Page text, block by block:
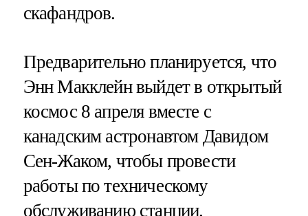
скафандров.
Предварительно планируется, что
Энн Макклейн выйдет в открытый
космос 8 апреля вместе с
канадским астронавтом Давидом
Сен-Жаком, чтобы провести
работы по техническому
обслуживанию станции.